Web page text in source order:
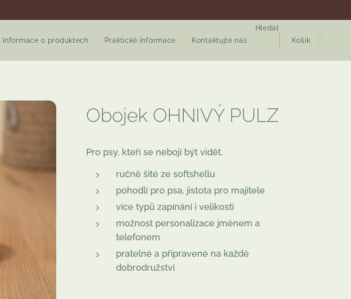
Informace o produktech Praktické informace Kontaktujte nás
Hledat
Košík
Obojek OHNIVÝ PULZ
Pro psy, kteří se nebojí být vidět.
ručně šité ze softshellu
pohodlí pro psa, jistota pro majitele
více typů zapínání i velikostí
možnost personalizace jménem a
telefonem
pratelné a připravené na každé
dobrodružství